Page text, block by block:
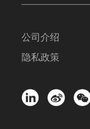
公司介绍
隐私政策